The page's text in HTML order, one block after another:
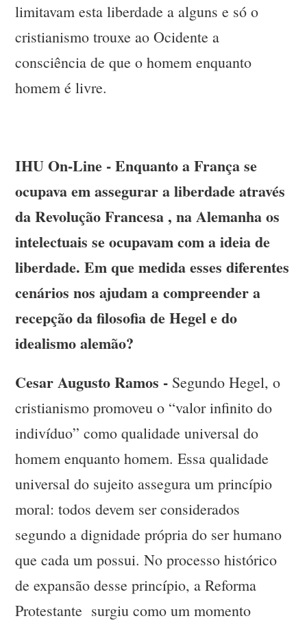
limitavam esta liberdade a alguns e só o
cristianismo trouxe ao Ocidente a
consciência de que o homem enquanto
homem é livre.
IHU On-Line - Enquanto a França se
ocupava em assegurar a liberdade através
da Revolução Francesa , na Alemanha os
intelectuais se ocupavam com a ideia de
liberdade. Em que medida esses diferentes
cenários nos ajudam a compreender a
recepção da filosofia de Hegel e do
idealismo alemão?
Cesar Augusto Ramos - Segundo Hegel, o
cristianismo promoveu o “valor infinito do
indivíduo” como qualidade universal do
homem enquanto homem. Essa qualidade
universal do sujeito assegura um princípio
moral: todos devem ser considerados
segundo a dignidade própria do ser humano
que cada um possui. No processo histórico
de expansão desse princípio, a Reforma
Protestante surgiu como um momento